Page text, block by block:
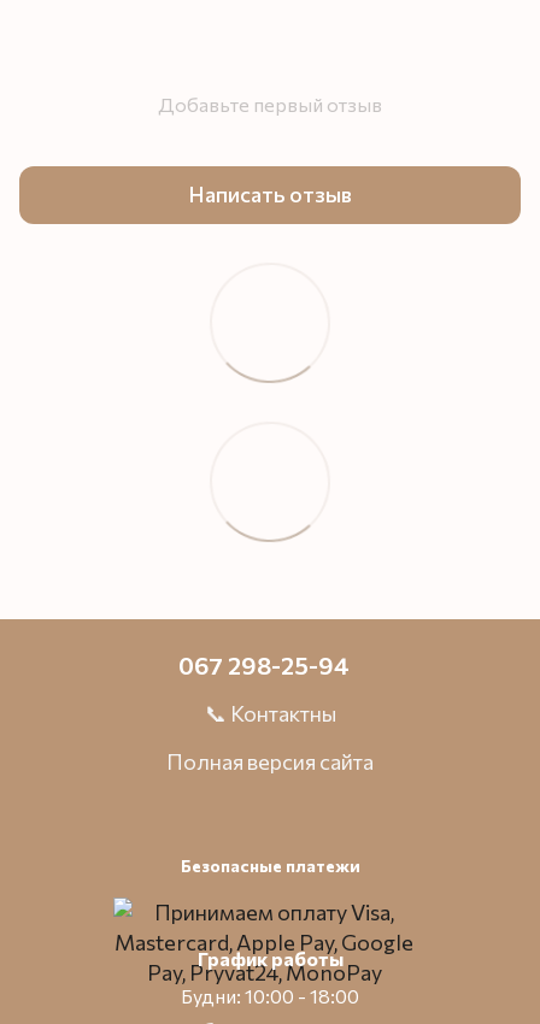
Добавьте первый отзыв
Написать отзыв
067 298-25-94
📞 Контактны
Полная версия сайта
Безопасные платежи
График работы
Будни: 10:00 - 18:00